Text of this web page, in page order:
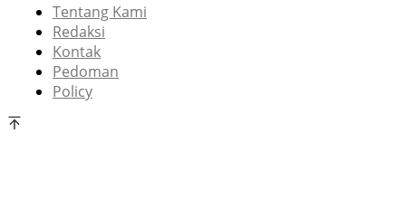
Tentang Kami
Redaksi
Kontak
Pedoman
Policy